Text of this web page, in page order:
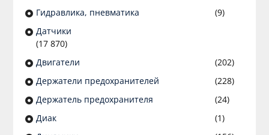
Гидравлика, пневматика
(9)
Датчики
(17 870)
Двигатели
(202)
Держатели предохранителей
(228)
Держатель предохранителя
(24)
Диак
(1)